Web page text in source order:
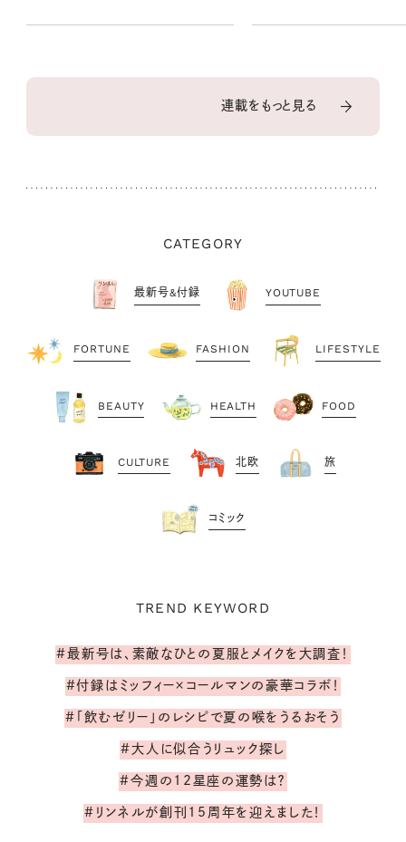
連載をもっと見る
CATEGORY
最新号&付録 YOUTUBE
FORTUNE FASHION LIFESTYLE
BEAUTY HEALTH FOOD
CULTURE 北欧 旅
コミック
TREND KEYWORD
#最新号は、素敵なひとの夏服とメイクを大調査！
#付録はミッフィー×コールマンの豪華コラボ！
#「飲むゼリー」のレシピで夏の喉をうるおそう
#大人に似合うリュック探し
#今週の12星座の運勢は？
#リンネルが創刊15周年を迎えました！